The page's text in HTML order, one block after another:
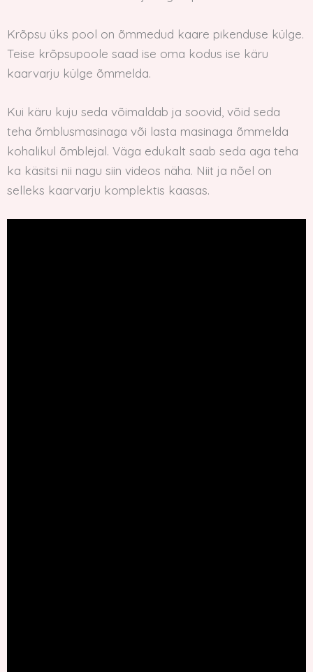
Krõpsu üks pool on õmmedud kaare pikenduse külge.
Teise krõpsupoole saad ise oma kodus ise käru
kaarvarju külge õmmelda.
Kui käru kuju seda võimaldab ja soovid, võid seda
teha õmblusmasinaga või lasta masinaga õmmelda
kohalikul õmblejal. Väga edukalt saab seda aga teha
ka käsitsi nii nagu siin videos näha. Niit ja nõel on
selleks kaarvarju komplektis kaasas.